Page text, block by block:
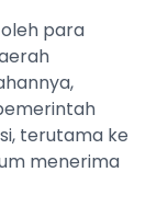
para
terutama ke
menerima